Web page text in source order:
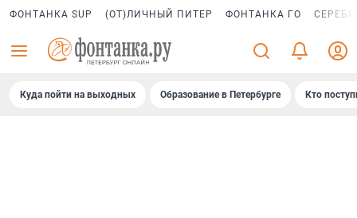
ФОНТАНКА SUP (ОТ)ЛИЧНЫЙ ПИТЕР ФОНТАНКА ГО
Куда пойти на выходных Образование в Петербурге Кто